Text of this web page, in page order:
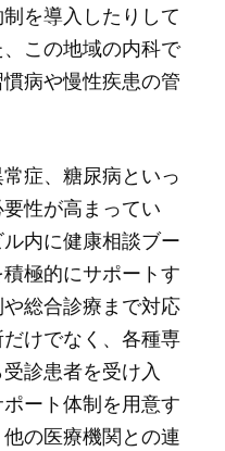
を導入したりして
この地域の内科で
病や慢性疾患の管
症、糖尿病といっ
性が高まってい
内に健康相談ブー
極的にサポートす
総合診療まで対応
けでなく、各種専
診患者を受け入
ート体制を用意す
の医療機関との連